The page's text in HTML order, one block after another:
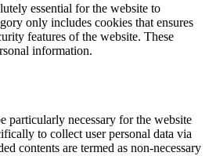
essential for the website to
only includes cookies that ensures
features of the website. These
information.
particularly necessary for the website
to collect user personal data via
contents are termed as non-necessary